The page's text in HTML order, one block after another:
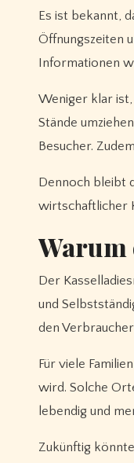
Es ist bekannt,
Öffnungszeiten
Informationen
Weniger klar
Stände
Besucher.
Dennoch bleibt
wirtschaftlicher
Warum
Der
und
den
Für viele
wird. Solche
lebendig und
Zukünftig